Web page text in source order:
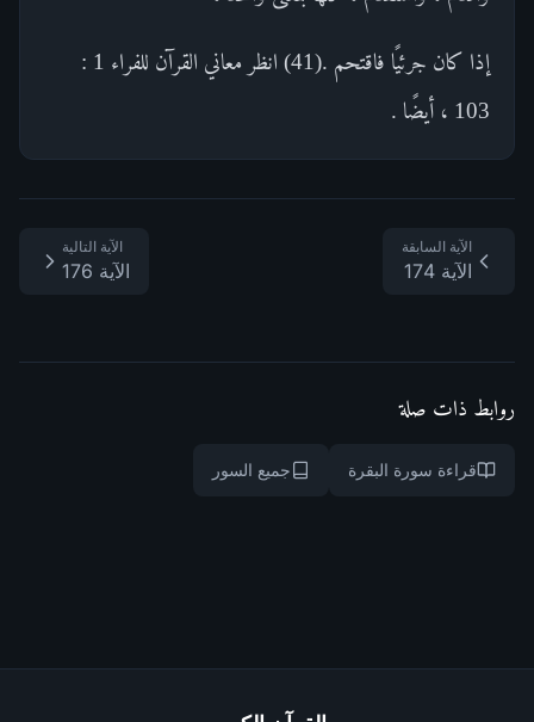
إذا كان جرئيًا فاقتحم .(41) انظر معاني القرآن للفراء 1 :
103 ، أيضًا .
الآية السابقة
الآية 174
الآية التالية
الآية 176
روابط ذات صلة
قراءة سورة البقرة جميع السور